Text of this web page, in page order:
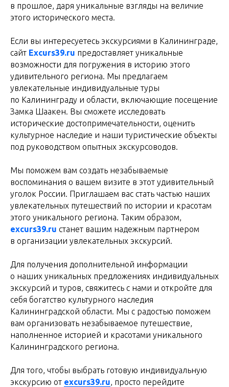
в прошлое, даря уникальные взгляды на величие
этого исторического места.
Если вы интересуетесь экскурсиями в Калининграде,
сайт Excurs39.ru предоставляет уникальные
возможности для погружения в историю этого
удивительного региона. Мы предлагаем
увлекательные индивидуальные туры
по Калининграду и области, включающие посещение
Замка Шаакен. Вы сможете исследовать
исторические достопримечательности, оценить
культурное наследие и наши туристические объекты
под руководством опытных экскурсоводов.
Мы поможем вам создать незабываемые
воспоминания о вашем визите в этот удивительный
уголок России. Приглашаем вас стать частью наших
увлекательных путешествий по истории и красотам
этого уникального региона. Таким образом,
excurs39.ru станет вашим надежным партнером
в организации увлекательных экскурсий.
Для получения дополнительной информации
о наших уникальных предложениях индивидуальных
экскурсий и туров, свяжитесь с нами и откройте для
себя богатство культурного наследия
Калининградской области. Мы с радостью поможем
вам организовать незабываемое путешествие,
наполненное историей и красотами уникального
Калининградского региона.
Для того, чтобы выбрать готовую индивидуальную
экскурсию от excurs39.ru , просто перейдите